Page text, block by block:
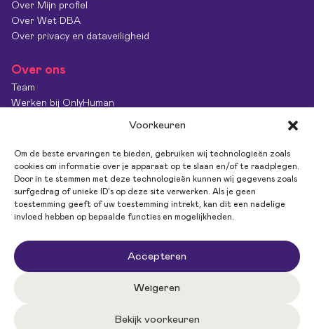
Voorkeuren
Om de beste ervaringen te bieden, gebruiken wij technologieën zoals
cookies om informatie over je apparaat op te slaan en/of te raadplegen.
Door in te stemmen met deze technologieën kunnen wij gegevens zoals
surfgedrag of unieke ID's op deze site verwerken. Als je geen
toestemming geeft of uw toestemming intrekt, kan dit een nadelige
invloed hebben op bepaalde functies en mogelijkheden.
Accepteren
Weigeren
Bekijk voorkeuren
Over Mijn profiel
Over Wet DBA
Over privacy en dataveiligheid
Over ons
Team
Werken bij OnlyHuman
Diversiteit & Inclusie
OnlyImpact
Feedback